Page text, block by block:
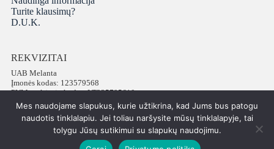
Turite klausimų?
D.U.K.
REKVIZITAI
UAB Melanta
Įmonės kodas: 123579568
PVM mokėtojo kodas: LT235795610
Adresas: Vokiečių g. 16, LT-01130 Vilnius
Telefonas: +37065672540
Mes naudojame slapukus, kurie užtikrina, kad Jums bus patogu
naudotis tinklalapiu. Jei toliau naršysite mūsų tinklalapyje, tai
tolygu Jūsų sutikimui su slapukų naudojimu.